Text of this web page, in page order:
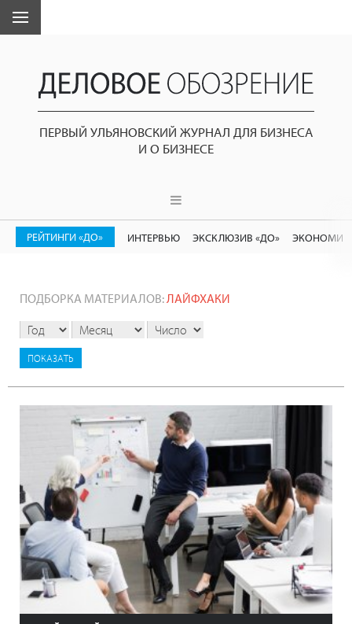
ПЕРВЫЙ УЛЬЯНОВСКИЙ ЖУРНАЛ ДЛЯ БИЗНЕСА
И О БИЗНЕСЕ
РЕЙТИНГИ «ДО» ИНТЕРВЬЮ ЭКСКЛЮЗИВ «ДО»
ПОДБОРКА МАТЕРИАЛОВ:ЛАЙФХАКИ